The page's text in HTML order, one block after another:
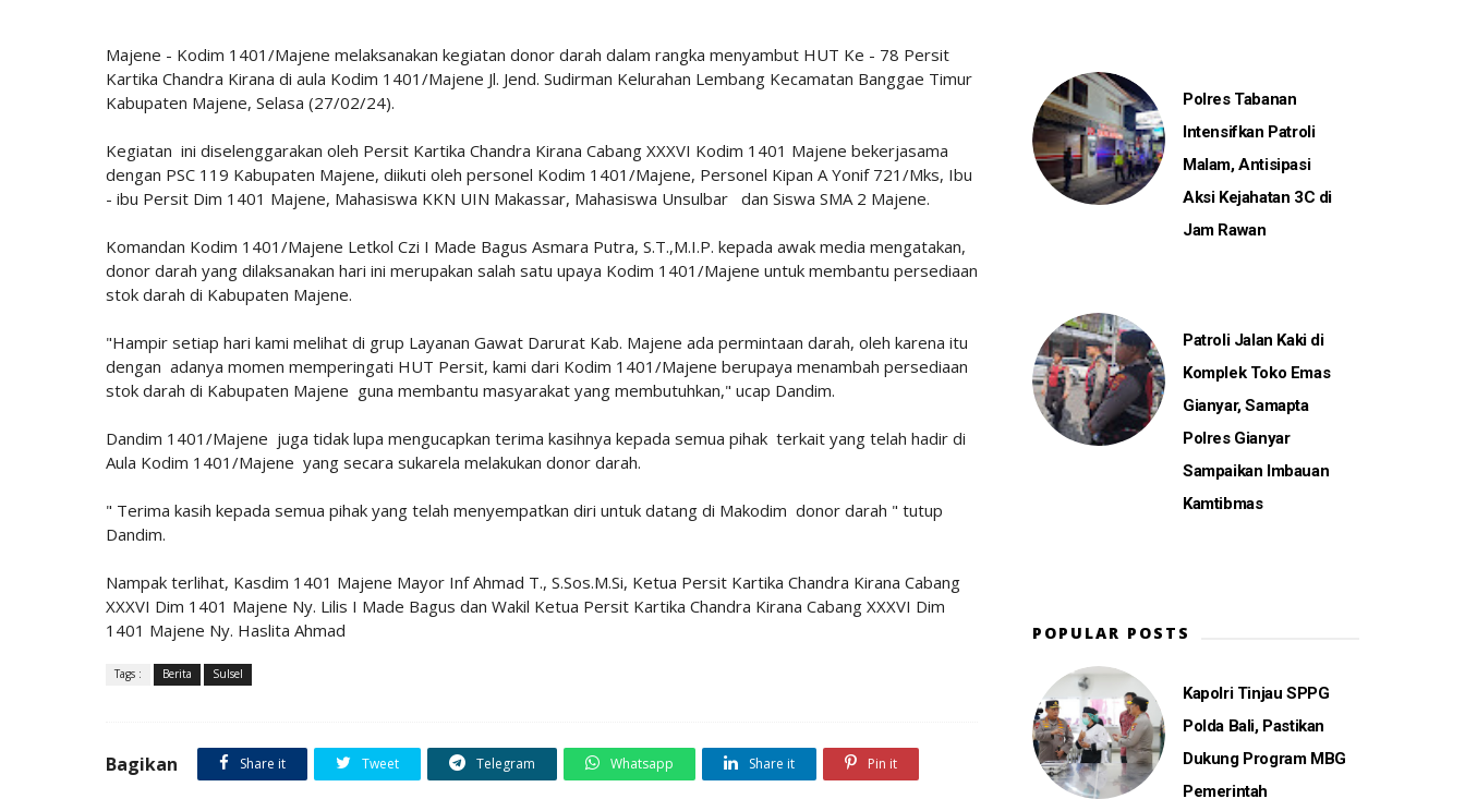
Majene - Kodim 1401/Majene melaksanakan kegiatan donor darah dalam rangka menyambut HUT Ke - 78 Persit
Kartika Chandra Kirana di aula Kodim 1401/Majene Jl. Jend. Sudirman Kelurahan Lembang Kecamatan Banggae Timur
Kabupaten Majene, Selasa (27/02/24).
Kegiatan ini diselenggarakan oleh Persit Kartika Chandra Kirana Cabang XXXVI Kodim 1401 Majene bekerjasama
dengan PSC 119 Kabupaten Majene, diikuti oleh personel Kodim 1401/Majene, Personel Kipan A Yonif 721/Mks, Ibu
- ibu Persit Dim 1401 Majene, Mahasiswa KKN UIN Makassar, Mahasiswa Unsulbar dan Siswa SMA 2 Majene.
Komandan Kodim 1401/Majene Letkol Czi I Made Bagus Asmara Putra, S.T.,M.I.P. kepada awak media mengatakan,
donor darah yang dilaksanakan hari ini merupakan salah satu upaya Kodim 1401/Majene untuk membantu persediaan
stok darah di Kabupaten Majene.
"Hampir setiap hari kami melihat di grup Layanan Gawat Darurat Kab. Majene ada permintaan darah, oleh karena itu
dengan adanya momen memperingati HUT Persit, kami dari Kodim 1401/Majene berupaya menambah persediaan
stok darah di Kabupaten Majene guna membantu masyarakat yang membutuhkan," ucap Dandim.
Dandim 1401/Majene juga tidak lupa mengucapkan terima kasihnya kepada semua pihak terkait yang telah hadir di
Aula Kodim 1401/Majene yang secara sukarela melakukan donor darah.
" Terima kasih kepada semua pihak yang telah menyempatkan diri untuk datang di Makodim donor darah " tutup
Dandim.
Nampak terlihat, Kasdim 1401 Majene Mayor Inf Ahmad T., S.Sos.M.Si, Ketua Persit Kartika Chandra Kirana Cabang
XXXVI Dim 1401 Majene Ny. Lilis I Made Bagus dan Wakil Ketua Persit Kartika Chandra Kirana Cabang XXXVI Dim
1401 Majene Ny. Haslita Ahmad
Tags : Berita Sulsel
Bagikan Share it Tweet Telegram Whatsapp Share it Pin it
Polres Tabanan
Intensifkan Patroli
Malam, Antisipasi
Aksi Kejahatan 3C di
Jam Rawan
Patroli Jalan Kaki di
Komplek Toko Emas
Gianyar, Samapta
Polres Gianyar
Sampaikan Imbauan
Kamtibmas
POPULAR POSTS
Kapolri Tinjau SPPG
Polda Bali, Pastikan
Dukung Program MBG
Pemerintah